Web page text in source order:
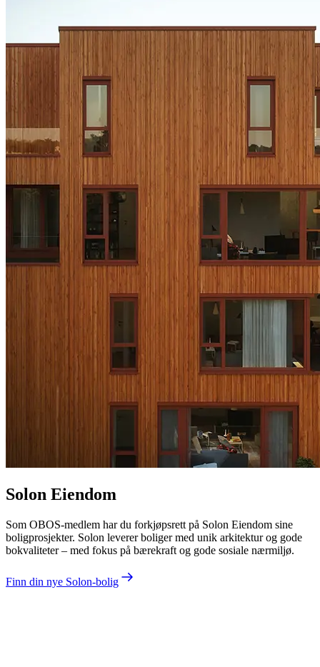
Solon Eiendom
Som OBOS-medlem har du forkjøpsrett på Solon Eiendom sine
boligprosjekter. Solon leverer boliger med unik arkitektur og gode
bokvaliteter – med fokus på bærekraft og gode sosiale nærmiljø.
Finn din nye Solon-bolig